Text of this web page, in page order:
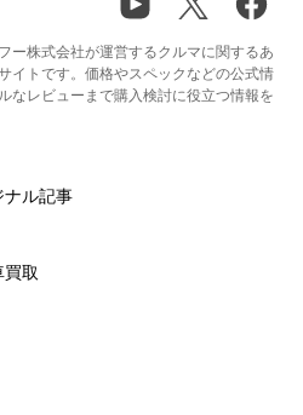
ー株式会社が運営するクルマに関するあ
イトです。価格やスペックなどの公式情
なレビューまで購入検討に役立つ情報を
ナル記事
買取